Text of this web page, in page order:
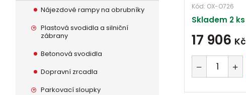
Nájezdové rampy na obrubníky
Plastová svodidla a silniční
zábrany
Betonová svodidla
Dopravní zrcadla
Parkovací sloupky
Kód: OX-O726
Skladem 2 ks
17 906 Kč